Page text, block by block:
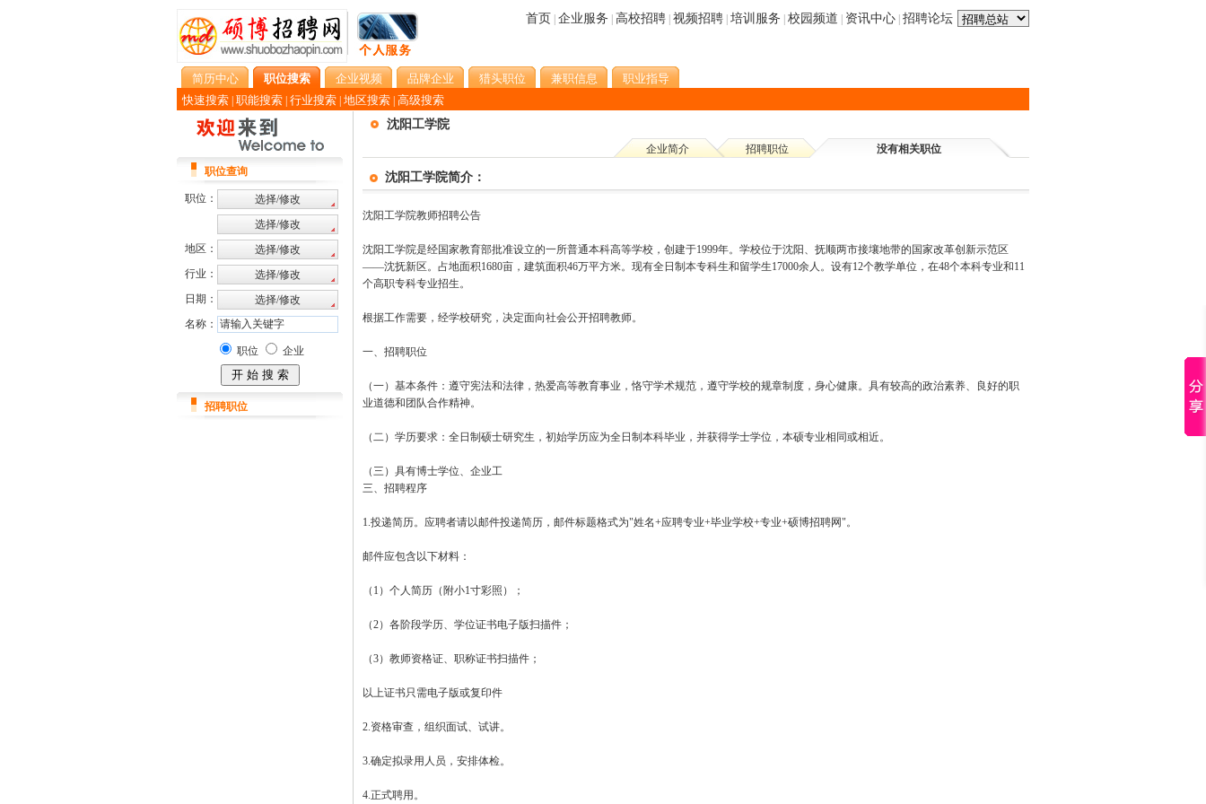
首页 企业服务 高校招聘 视频招聘 培训服务 校园频道 资讯中心 招聘论坛
简历中心 职位搜索 企业视频 品牌企业 猎头职位 兼职信息
职业指导
快速搜索 职能搜索 行业搜索 地区搜索 高级搜索
职位查询
职位：
地区：
行业：
日期：
名称：
职位 企业
招聘职位
沈阳工学院
企业简介 招聘职位 没有相关职位
沈阳工学院简介：
沈阳工学院教师招聘公告
沈阳工学院是经国家教育部批准设立的一所普通本科高等学校，创建于1999年。学校位于沈阳、抚顺两市接壤地带的国家改革创新示范区
——沈抚新区。占地面积1680亩，建筑面积46万平方米。现有全日制本专科生和留学生17000余人。设有12个教学单位，在48个本科专业和11
个高职专科专业招生。
根据工作需要，经学校研究，决定面向社会公开招聘教师。
一、招聘职位
（一）基本条件：遵守宪法和法律，热爱高等教育事业，恪守学术规范，遵守学校的规章制度，身心健康。具有较高的政治素养、良好的职
业道德和团队合作精神。
（二）学历要求：全日制硕士研究生，初始学历应为全日制本科毕业，并获得学士学位，本硕专业相同或相近。
（三）具有博士学位、企业工
三、招聘程序
1.投递简历。应聘者请以邮件投递简历，邮件标题格式为"姓名+应聘专业+毕业学校+专业+硕博招聘网"。
邮件应包含以下材料：
（1）个人简历（附小1寸彩照）；
（2）各阶段学历、学位证书电子版扫描件；
（3）教师资格证、职称证书扫描件；
以上证书只需电子版或复印件
2.资格审查，组织面试、试讲。
3.确定拟录用人员，安排体检。
4.正式聘用。